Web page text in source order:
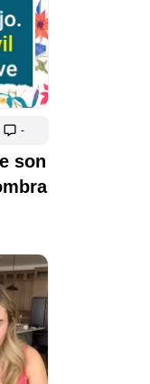
-
son